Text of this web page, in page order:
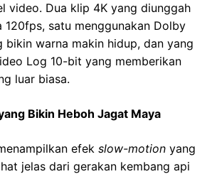
video. Dua klip 4K yang diunggah
120fps, satu menggunakan Dolby
bikin warna makin hidup, dan yang
Log 10-bit yang memberikan
luar biasa.
Bikin Heboh Jagat Maya
efek slow-motion yang
jelas dari gerakan kembang api